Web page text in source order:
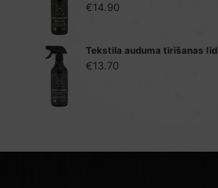
€14.90
Tekstila auduma tīrīšanas
€13.70